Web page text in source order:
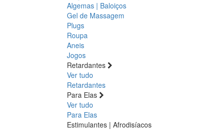
Algemas | Baloiços
Gel de Massagem
Plugs
Roupa
Aneis
Jogos
Retardantes
Ver tudo
Retardantes
Para Elas
Ver tudo
Para Elas
Estimulantes | Afrodisíacos